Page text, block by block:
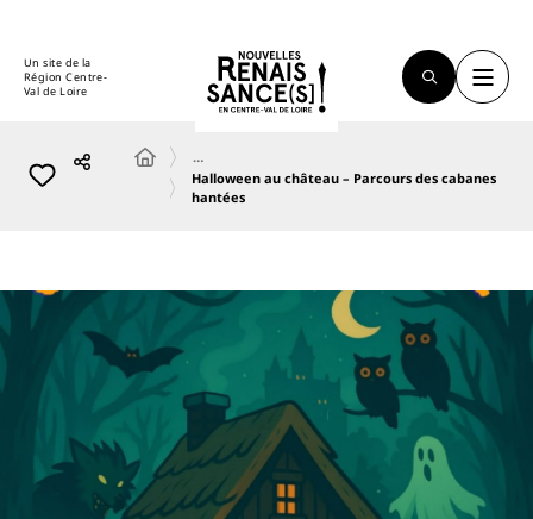
Un site de la
Région Centre-
Val de Loire
…
Halloween au château – Parcours des cabanes
hantées